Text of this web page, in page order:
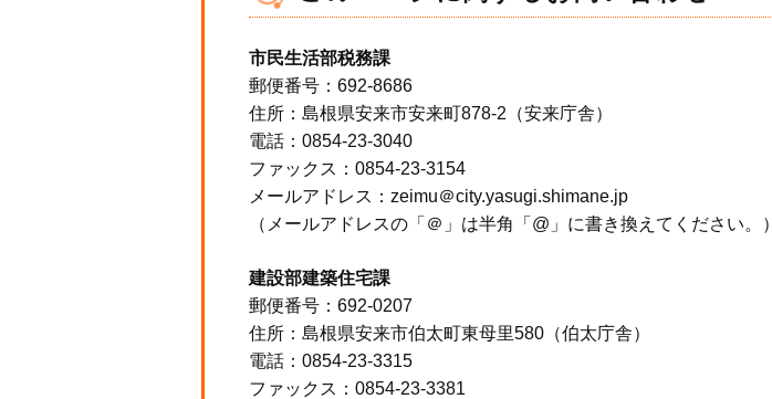
市民生活部税務課
郵便番号：692-8686
住所：島根県安来市安来町878-2（安来庁舎）
電話：0854-23-3040
ファックス：0854-23-3154
メールアドレス：zeimu＠city.yasugi.shimane.jp
（メールアドレスの「＠」は半角「@」に書き換えてください。）
建設部建築住宅課
郵便番号：692-0207
住所：島根県安来市伯太町東母里580（伯太庁舎）
電話：0854-23-3315
ファックス：0854-23-3381